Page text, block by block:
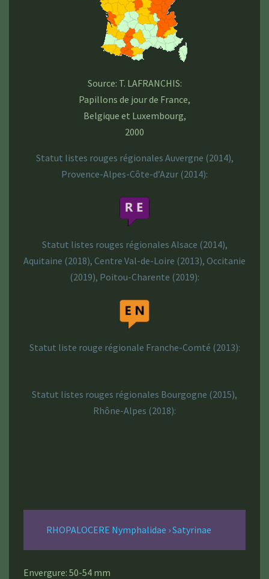
Source: T. LAFRANCHIS:
Papillons de jour de France,
Belgique et Luxembourg,
2000
Statut listes rouges régionales Auvergne (2014),
Provence-Alpes-Côte-d’Azur (2014):
Statut listes rouges régionales Alsace (2014),
Aquitaine (2018), Centre Val-de-Loire (2013), Occitanie
(2019), Poitou-Charente (2019):
Statut liste rouge régionale Franche-Comté (2013):
Statut listes rouges régionales Bourgogne (2015),
Rhône-Alpes (2018):
RHOPALOCERE Nymphalidae › Satyrinae
Envergure: 50-54 mm